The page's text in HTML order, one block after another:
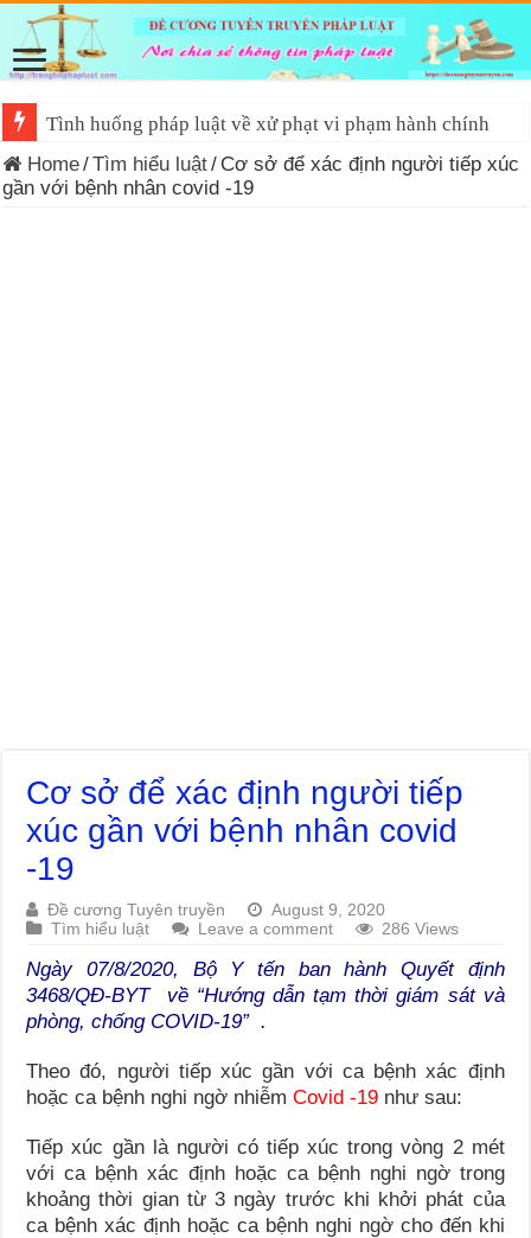
Tình huống pháp luật về xử phạt vi phạm hành chính
Home/Tìm hiểu luật/ Cơ sở để xác định người tiếp xúc
gần với bệnh nhân covid -19
Cơ sở để xác định người tiếp
xúc gần với bệnh nhân covid
-19
Đề cương Tuyên truyền
August 9, 2020
Tìm hiểu luật
Leave a comment 286 Views
Ngày 07/8/2020, Bộ Y tến ban hành Quyết định
3468/QĐ-BYT về “Hướng dẫn tạm thời giám sát và
phòng, chống COVID-19” .
Theo đó, người tiếp xúc gần với ca bệnh xác định
hoặc ca bệnh nghi ngờ nhiễmCovid -19 như sau:
Tiếp xúc gần là người có tiếp xúc trong vòng 2 mét
với ca bệnh xác định hoặc ca bệnh nghi ngờ trong
khoảng thời gian từ 3 ngày trước khi khởi phát của
ca bệnh xác định hoặc ca bệnh nghi ngờ cho đến khi